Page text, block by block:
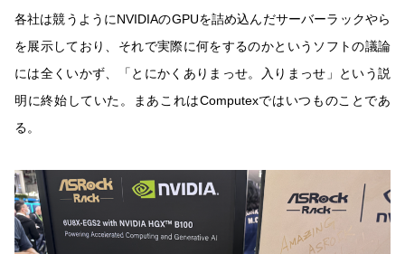
各社は競うようにNVIDIAのGPUを詰め込んだサーバーラックやら
を展示しており、それで実際に何をするのかというソフトの議論
には全くいかず、「とにかくありまっせ。入りまっせ」という説
明に終始していた。まあこれはComputexではいつものことであ
る。